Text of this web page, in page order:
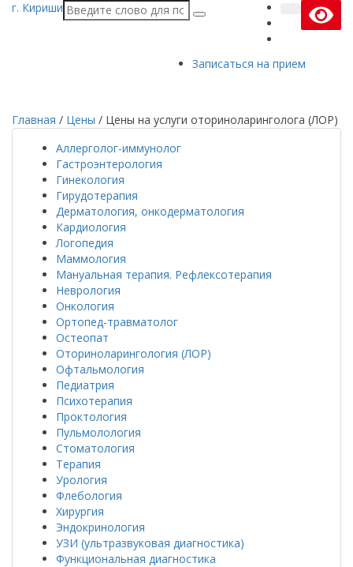
г. Кириши
Записаться на прием
Главная / Цены / Цены на услуги оториноларинголога (ЛОР)
Аллерголог-иммунолог
Гастроэнтерология
Гинекология
Гирудотерапия
Дерматология, онкодерматология
Кардиология
Логопедия
Маммология
Мануальная терапия. Рефлексотерапия
Неврология
Онкология
Ортопед-травматолог
Остеопат
Оториноларингология (ЛОР)
Офтальмология
Педиатрия
Психотерапия
Проктология
Пульмолология
Стоматология
Терапия
Урология
Флебология
Хирургия
Эндокринология
УЗИ (ультразвуковая диагностика)
Функциональная диагностика